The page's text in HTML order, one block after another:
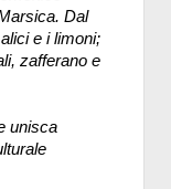
Dal
e i limoni;
zafferano e
unisca